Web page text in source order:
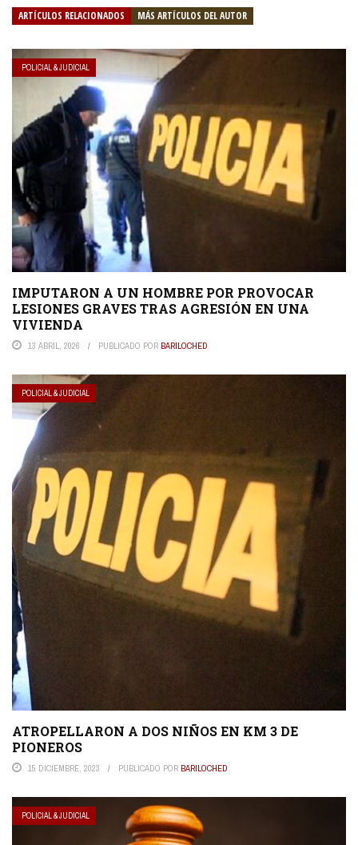
ARTÍCULOS RELACIONADOS MÁS ARTÍCULOS DEL AUTOR
POLICIAL & JUDICIAL
IMPUTARON A UN HOMBRE POR PROVOCAR
LESIONES GRAVES TRAS AGRESIÓN EN UNA
VIVIENDA
13 ABRIL, 2026 PUBLICADO POR BARILOCHED
POLICIAL & JUDICIAL
ATROPELLARON A DOS NIÑOS EN KM 3 DE
PIONEROS
15 DICIEMBRE, 2023 PUBLICADO POR BARILOCHED
POLICIAL & JUDICIAL